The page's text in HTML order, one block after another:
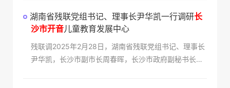
湖南省残联党组书记、理事长尹华凯一行调研长
沙市开音儿童教育发展中心
残联调2025年2月28日，湖南省残联党组书记、理事长
尹华凯，长沙市副市长周春晖，长沙市政府副秘书长冯